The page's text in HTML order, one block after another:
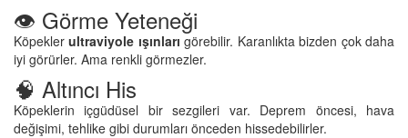
👁️ Görme Yeteneği
Köpeklerultraviyole ışınları görebilir. Karanlıkta bizden çok daha
iyi görürler. Ama renkli görmezler.
🧠 Altıncı His
Köpeklerin içgüdüsel bir sezgileri var. Deprem öncesi, hava
değişimi, tehlike gibi durumları önceden hissedebilirler.